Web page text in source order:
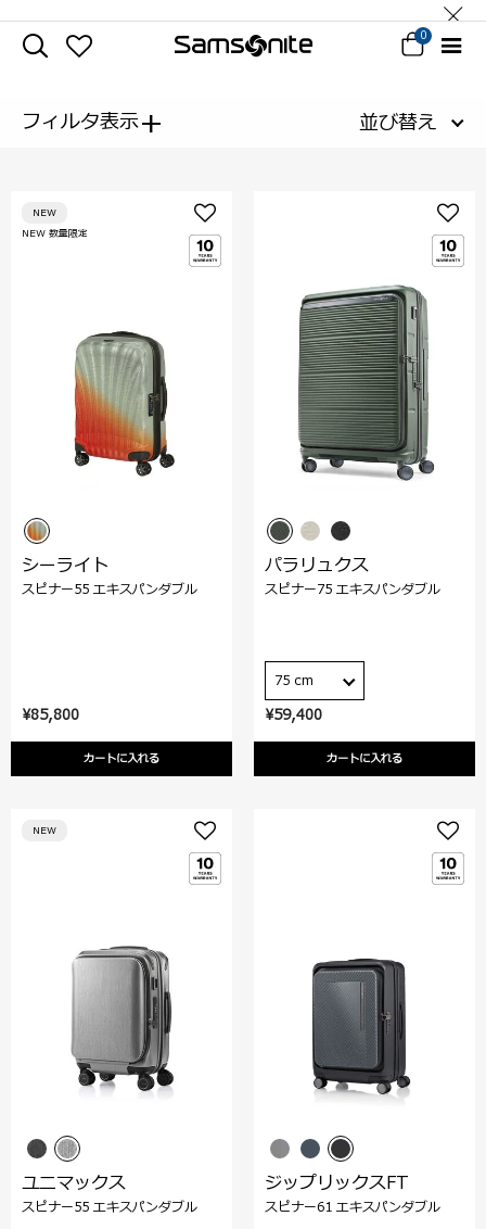
0
フィルタ表示+ 並び替え
¥85,800
カートに入れる
NEW 数量限定
NEW
シーライト
スピナー55 エキスパンダブル
¥59,400
カートに入れる
パラリュクス
スピナー75 エキスパンダブル
75 cm
NEW
ユニマックス
スピナー55 エキスパンダブル
ジップリックスFT
スピナー61 エキスパンダブル